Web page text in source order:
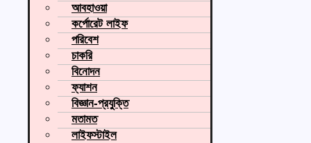
আবহাওয়া
কর্পোরেট লাইফ
পরিবেশ
চাকরি
বিনোদন
ফ্যাশন
বিজ্ঞান-প্রযুক্তি
মতামত
লাইফস্টাইল